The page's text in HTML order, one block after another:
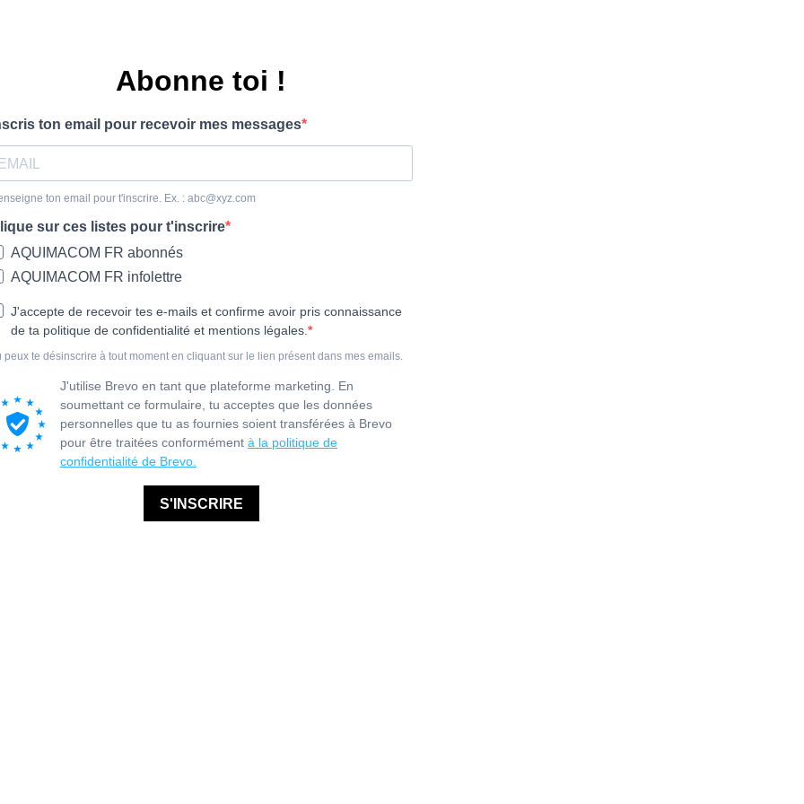
Abonne toi !
ton email pour recevoir mes messages
ton email pour t'inscrire. Ex. : abc@xyz.com
sur ces listes pour t'inscrire
AQUIMACOM FR abonnés
AQUIMACOM FR infolettre
J'accepte de recevoir tes e-mails et confirme avoir pris connaissance
de ta politique de confidentialité et mentions légales.
peux te désinscrire à tout moment en cliquant sur le lien présent dans mes emails.
J'utilise Brevo en tant que plateforme marketing. En
soumettant ce formulaire, tu acceptes que les données
personnelles que tu as fournies soient transférées à Brevo
pour être traitées conformément à la politique de
confidentialité de Brevo.
S'INSCRIRE